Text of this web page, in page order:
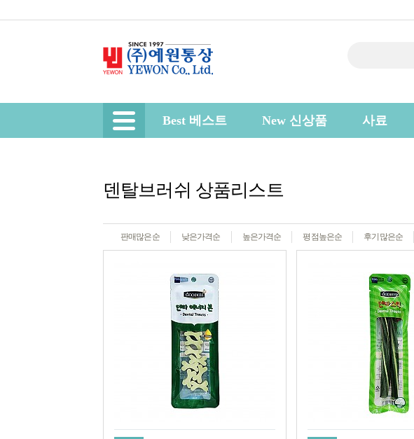
Best 베스트 New 신상품 사료
덴탈브러쉬 상품리스트
판매많은순 낮은가격순 높은가격순 평점높은순 후기많은순